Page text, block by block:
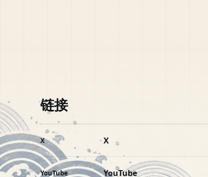
链接
X X
YouTube YouTube